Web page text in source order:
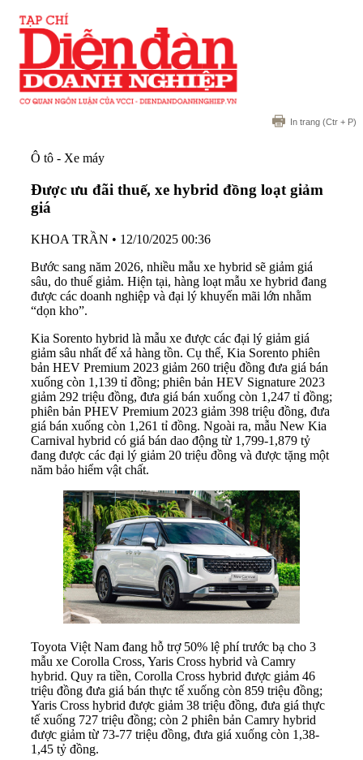
In trang (Ctr + P)
Ô tô - Xe máy
Được ưu đãi thuế, xe hybrid đồng loạt giảm
giá
KHOA TRẦN • 12/10/2025 00:36
Bước sang năm 2026, nhiều mẫu xe hybrid sẽ giảm giá
sâu, do thuế giảm. Hiện tại, hàng loạt mẫu xe hybrid đang
được các doanh nghiệp và đại lý khuyến mãi lớn nhằm
“dọn kho”.
Kia Sorento hybrid là mẫu xe được các đại lý giảm giá
giảm sâu nhất để xả hàng tồn. Cụ thể, Kia Sorento phiên
bản HEV Premium 2023 giảm 260 triệu đồng đưa giá bán
xuống còn 1,139 tỉ đồng; phiên bản HEV Signature 2023
giảm 292 triệu đồng, đưa giá bán xuống còn 1,247 tỉ đồng;
phiên bản PHEV Premium 2023 giảm 398 triệu đồng, đưa
giá bán xuống còn 1,261 tỉ đồng. Ngoài ra, mẫu New Kia
Carnival hybrid có giá bán dao động từ 1,799-1,879 tỷ
đang được các đại lý giảm 20 triệu đồng và được tặng một
năm bảo hiểm vật chất.
Toyota Việt Nam đang hỗ trợ 50% lệ phí trước bạ cho 3
mẫu xe Corolla Cross, Yaris Cross hybrid và Camry
hybrid. Quy ra tiền, Corolla Cross hybrid được giảm 46
triệu đồng đưa giá bán thực tế xuống còn 859 triệu đồng;
Yaris Cross hybrid được giảm 38 triệu đồng, đưa giá thực
tế xuống 727 triệu đồng; còn 2 phiên bản Camry hybrid
được giảm từ 73-77 triệu đồng, đưa giá xuống còn 1,38-
1,45 tỷ đồng.